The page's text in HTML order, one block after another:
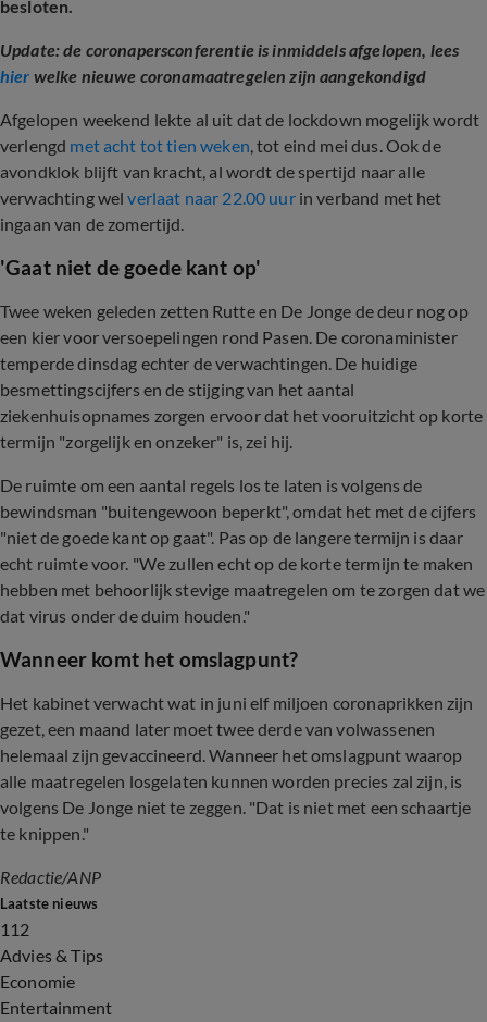
besloten.
Update: de coronapersconferentie is inmiddels afgelopen, lees
hier welke nieuwe coronamaatregelen zijn aangekondigd
Afgelopen weekend lekte al uit dat de lockdown mogelijk wordt
verlengd met acht tot tien weken, tot eind mei dus. Ook de
avondklok blijft van kracht, al wordt de spertijd naar alle
verwachting welverlaat naar 22.00 uurin verband met het
ingaan van de zomertijd.
'Gaat niet de goede kant op'
Twee weken geleden zetten Rutte en De Jonge de deur nog op
een kier voor versoepelingen rond Pasen. De coronaminister
temperde dinsdag echter de verwachtingen. De huidige
besmettingscijfers en de stijging van het aantal
ziekenhuisopnames zorgen ervoor dat het vooruitzicht op korte
termijn "zorgelijk en onzeker" is, zei hij.
De ruimte om een aantal regels los te laten is volgens de
bewindsman "buitengewoon beperkt", omdat het met de cijfers
"niet de goede kant op gaat". Pas op de langere termijn is daar
echt ruimte voor. "We zullen echt op de korte termijn te maken
hebben met behoorlijk stevige maatregelen om te zorgen dat we
dat virus onder de duim houden."
Wanneer komt het omslagpunt?
Het kabinet verwacht wat in juni elf miljoen coronaprikken zijn
gezet, een maand later moet twee derde van volwassenen
helemaal zijn gevaccineerd. Wanneer het omslagpunt waarop
alle maatregelen losgelaten kunnen worden precies zal zijn, is
volgens De Jonge niet te zeggen. "Dat is niet met een schaartje
te knippen."
Redactie/ANP
Laatste nieuws
112
Advies & Tips
Economie
Entertainment